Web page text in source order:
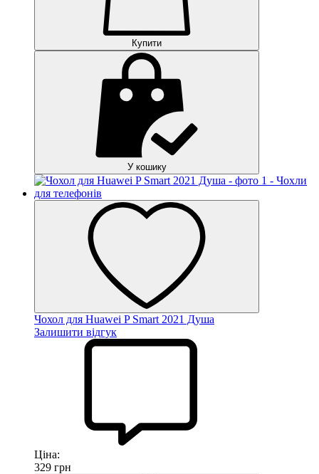
Купити
У кошику
Чохол для Huawei P Smart 2021 Душа
Залишити відгук
Ціна:
329 грн